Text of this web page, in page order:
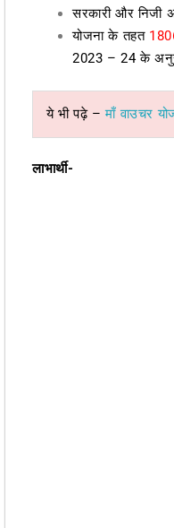
सरकारी और निजी
योजना के तहत
2023 – 24 के
ये भी पढ़े – माँ वाउचर
लाभार्थी-